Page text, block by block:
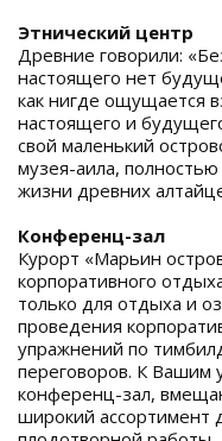
Этнический центр
Древние говорили:
настоящего нет
как нигде ощущается
настоящего и
свой маленький
музея-аила,
жизни древних
Конференц-зал
Курорт «Марьин
корпоративного
только для отдыха и
проведения
упражнений по
переговоров. К Вашим
конференц-зал,
широкий ассортимент